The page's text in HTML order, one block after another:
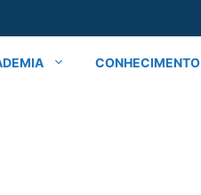
CONHECIMENTO